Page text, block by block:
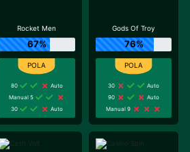
Rocket Men
67%
80
Auto
Manual 5
30
Auto
Gods Of Troy
76%
30
Auto
90
Auto
Manual 9